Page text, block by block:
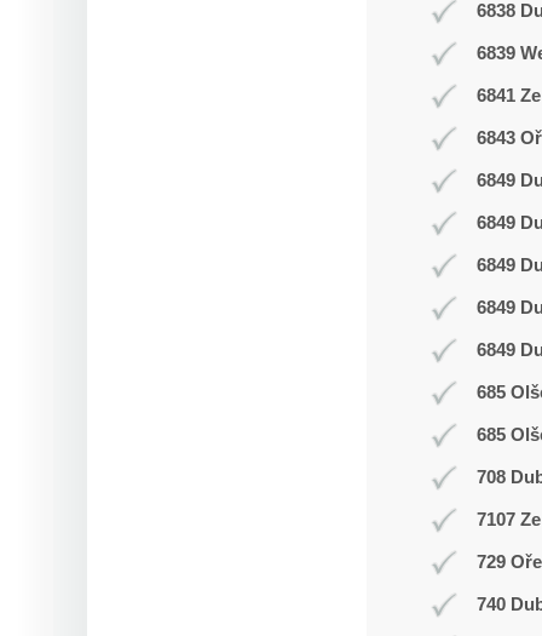
6838
6839
6841
6843
6849
6849
6849
6849
6849
685
685
708
7107
729
740